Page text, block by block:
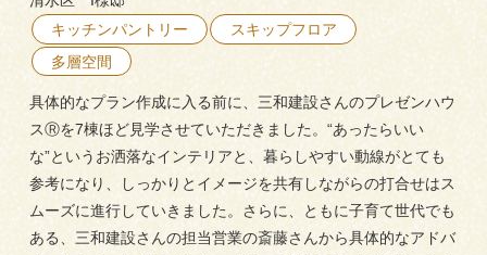
三和建設の強み
リフォーム
会社概要
採用情報
キッチンパントリー
スキップフロア
多層空間
具体的なプラン作成に入る前に、三和建設さんのプレゼンハウ
スⓇを7棟ほど見学させていただきました。“あったらいい
な”というお洒落なインテリアと、暮らしやすい動線がとても
参考になり、しっかりとイメージを共有しながらの打合せはス
ムーズに進行していきました。さらに、ともに子育て世代でも
ある、三和建設さんの担当営業の斎藤さんから具体的なアドバ